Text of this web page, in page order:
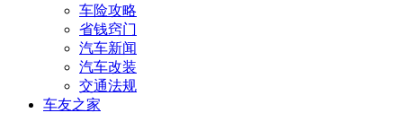
车险攻略
省钱窍门
汽车新闻
汽车改装
交通法规
车友之家